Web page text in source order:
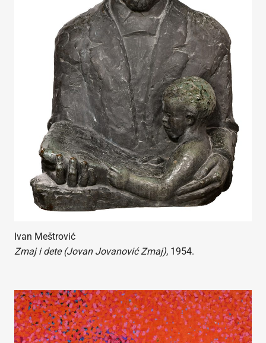
Ivan Meštrović
Zmaj i dete (Jovan Jovanović Zmaj), 1954.